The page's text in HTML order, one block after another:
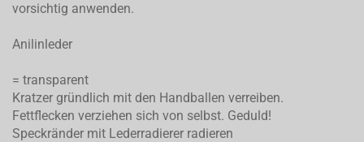
vorsichtig anwenden.
Anilinleder
= transparent
Kratzer gründlich mit den Handballen verreiben.
Fettflecken verziehen sich von selbst. Geduld!
Speckränder mit Lederradierer radieren